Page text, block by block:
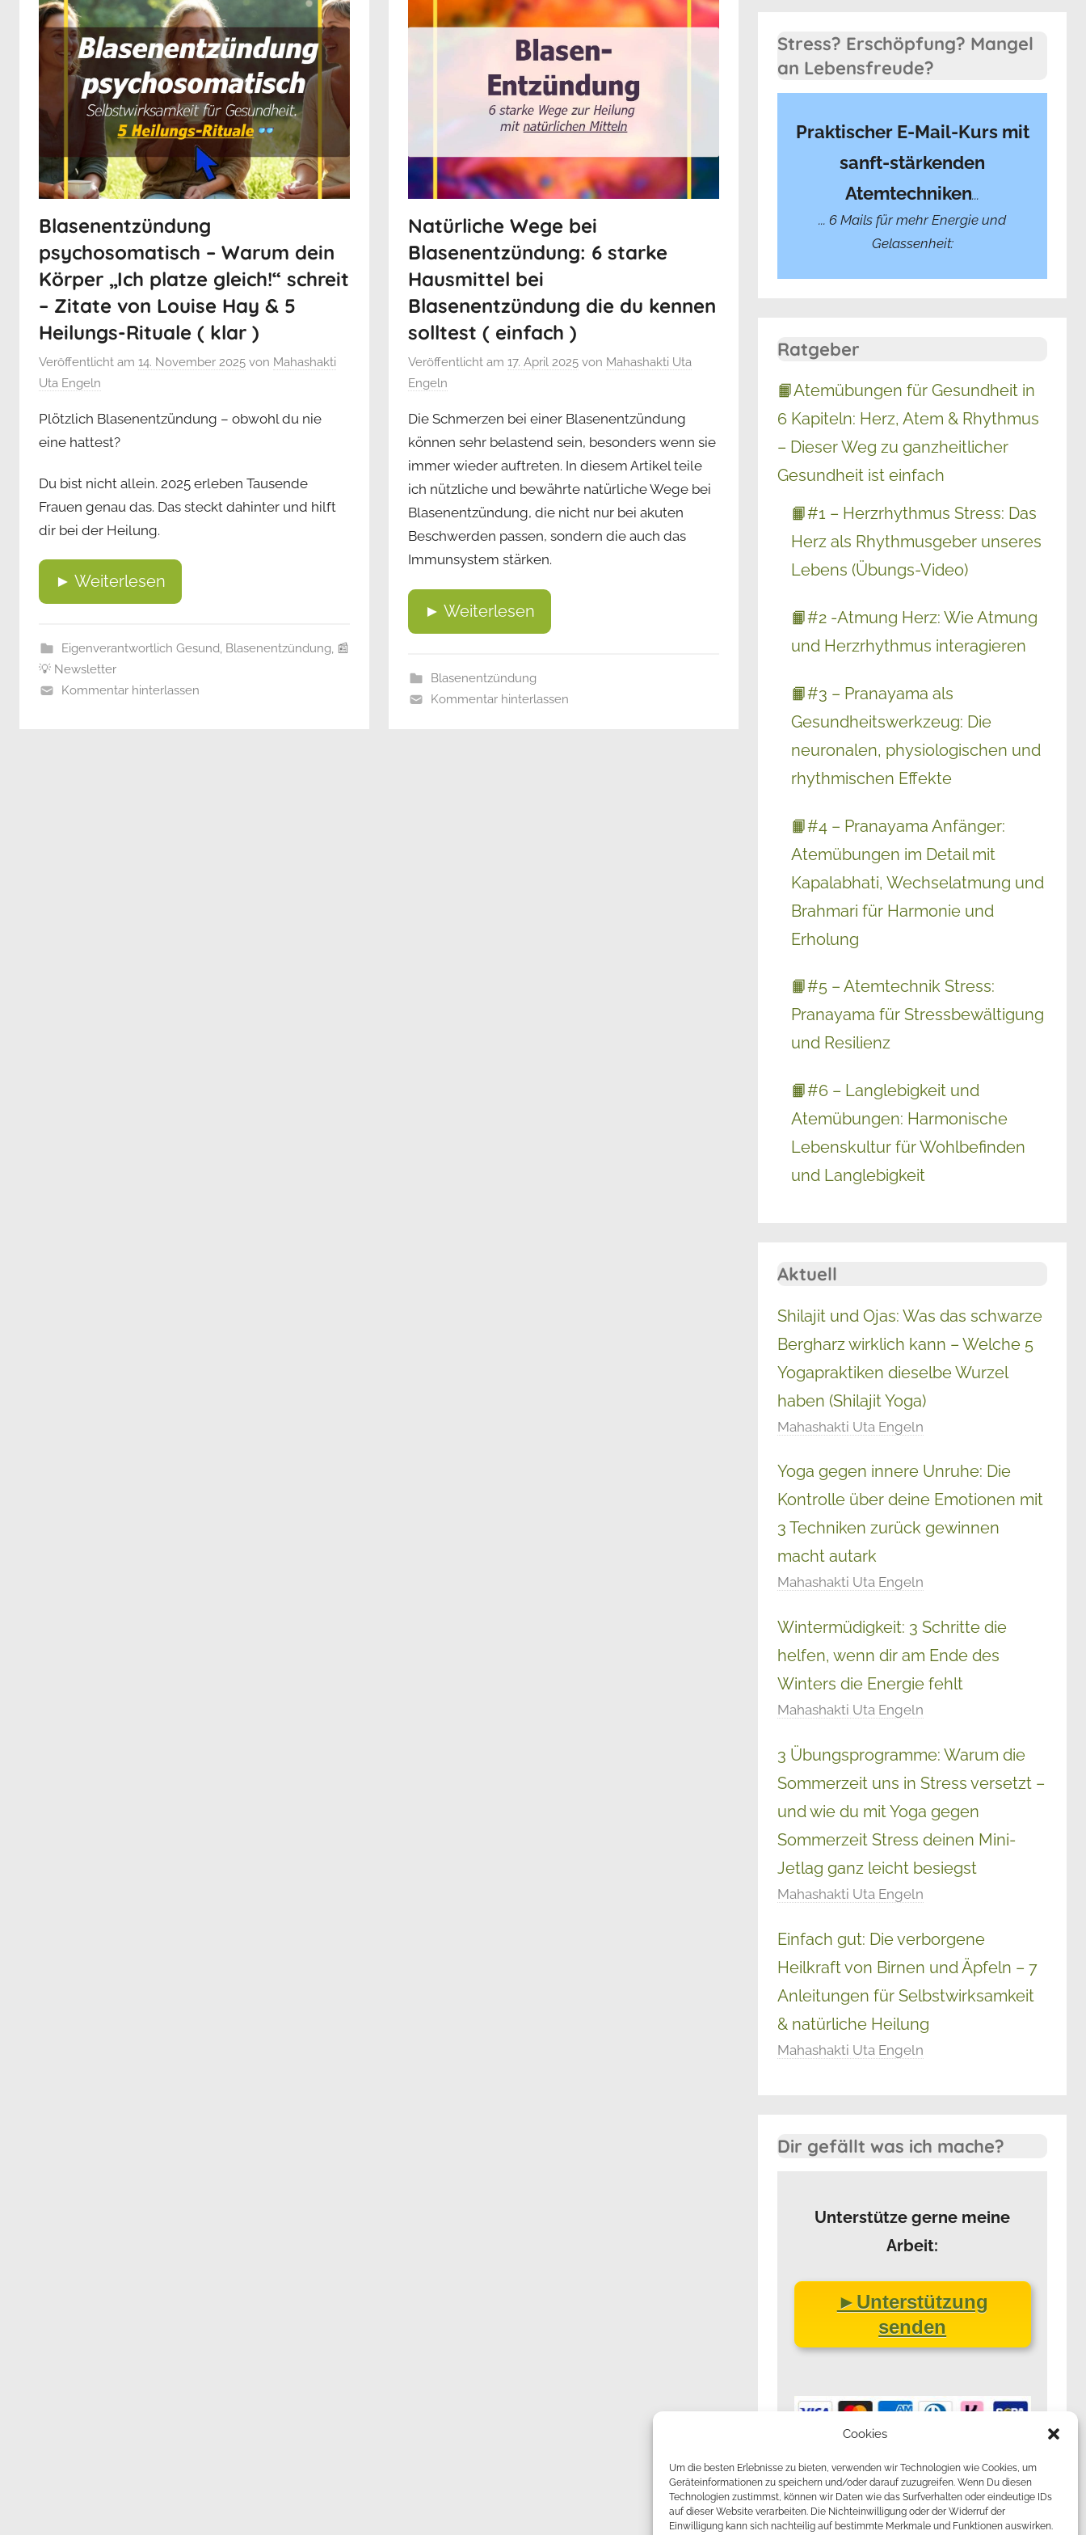
Cookies
Um die besten Erlebnisse zu bieten, verwenden wir Technologien wie Cookies, um
Geräteinformationen zu speichern und/oder darauf zuzugreifen. Wenn Du diesen
Technologien zustimmst, können wir Daten wie das Surfverhalten oder eindeutige IDs
auf dieser Website verarbeiten. Die Nichteinwilligung oder der Widerruf der
Einwilligung kann sich nachteilig auf bestimmte Merkmale und Funktionen auswirken.
Blasenentzündung
psychosomatisch – Warum dein
Körper „Ich platze gleich!“ schreit
– Zitate von Louise Hay & 5
Heilungs-Rituale ( klar )
Veröffentlicht am 14. November 2025 von Mahashakti
Uta Engeln
Plötzlich Blasenentzündung – obwohl du nie
eine hattest?
Du bist nicht allein. 2025 erleben Tausende
Frauen genau das. Das steckt dahinter und hilft
dir bei der Heilung.
► Weiterlesen
Eigenverantwortlich Gesund, Blasenentzündung, 📰
💡 Newsletter
Kommentar hinterlassen
Natürliche Wege bei
Blasenentzündung: 6 starke
Hausmittel bei
Blasenentzündung die du kennen
solltest ( einfach )
Veröffentlicht am17. April 2025 von Mahashakti Uta
Engeln
Die Schmerzen bei einer Blasenentzündung
können sehr belastend sein, besonders wenn sie
immer wieder auftreten. In diesem Artikel teile
ich nützliche und bewährte natürliche Wege bei
Blasenentzündung, die nicht nur bei akuten
Beschwerden passen, sondern die auch das
Immunsystem stärken.
► Weiterlesen
Blasenentzündung
Kommentar hinterlassen
Stress? Erschöpfung? Mangel
an Lebensfreude?
Praktischer E-Mail-Kurs mit
sanft-stärkenden
Atemtechniken...
... 6 Mails für mehr Energie und
Gelassenheit:
Ratgeber
📙Atemübungen für Gesundheit in
6 Kapiteln: Herz, Atem & Rhythmus
– Dieser Weg zu ganzheitlicher
Gesundheit ist einfach
📙#1 – Herzrhythmus Stress: Das
Herz als Rhythmusgeber unseres
Lebens (Übungs-Video)
📙#2 -Atmung Herz: Wie Atmung
und Herzrhythmus interagieren
📙#3 – Pranayama als
Gesundheitswerkzeug: Die
neuronalen, physiologischen und
rhythmischen Effekte
📙#4 – Pranayama Anfänger:
Atemübungen im Detail mit
Kapalabhati, Wechselatmung und
Brahmari für Harmonie und
Erholung
📙#5 – Atemtechnik Stress:
Pranayama für Stressbewältigung
und Resilienz
📙#6 – Langlebigkeit und
Atemübungen: Harmonische
Lebenskultur für Wohlbefinden
und Langlebigkeit
Aktuell
Shilajit und Ojas: Was das schwarze
Bergharz wirklich kann – Welche 5
Yogapraktiken dieselbe Wurzel
haben (Shilajit Yoga)
Mahashakti Uta Engeln
Yoga gegen innere Unruhe: Die
Kontrolle über deine Emotionen mit
3 Techniken zurück gewinnen
macht autark
Mahashakti Uta Engeln
Wintermüdigkeit: 3 Schritte die
helfen, wenn dir am Ende des
Winters die Energie fehlt
Mahashakti Uta Engeln
3 Übungsprogramme: Warum die
Sommerzeit uns in Stress versetzt –
und wie du mit Yoga gegen
Sommerzeit Stress deinen Mini-
Jetlag ganz leicht besiegst
Mahashakti Uta Engeln
Einfach gut: Die verborgene
Heilkraft von Birnen und Äpfeln – 7
Anleitungen für Selbstwirksamkeit
& natürliche Heilung
Mahashakti Uta Engeln
Dir gefällt was ich mache?
Unterstütze gerne meine
Arbeit:
►Unterstützung
senden